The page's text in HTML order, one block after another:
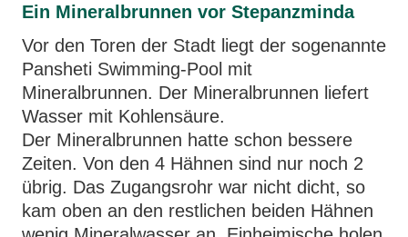
Ein Mineralbrunnen vor Stepanzminda
Vor den Toren der Stadt liegt der sogenannte
Pansheti Swimming-Pool mit
Mineralbrunnen. Der Mineralbrunnen liefert
Wasser mit Kohlensäure.
Der Mineralbrunnen hatte schon bessere
Zeiten. Von den 4 Hähnen sind nur noch 2
übrig. Das Zugangsrohr war nicht dicht, so
kam oben an den restlichen beiden Hähnen